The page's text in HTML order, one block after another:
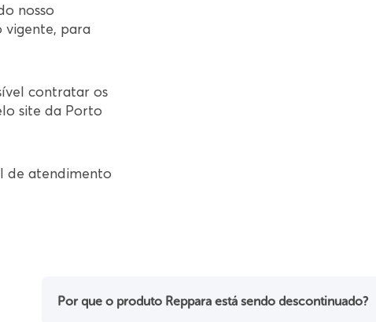
nosso
vigente, para
contratar os
site da Porto
de atendimento
Por que o produto Reppara está sendo descontinuado?